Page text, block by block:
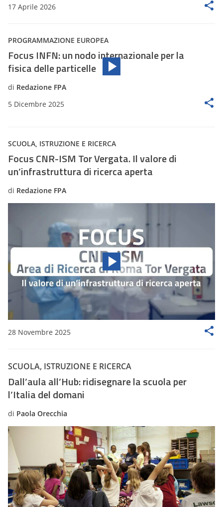
17 Aprile 2026
PROGRAMMAZIONE EUROPEA
Focus INFN: un nodo internazionale per la
fisica delle particelle
di Redazione FPA
5 Dicembre 2025
SCUOLA, ISTRUZIONE E RICERCA
Focus CNR-ISM Tor Vergata. Il valore di
un’infrastruttura di ricerca aperta
di Redazione FPA
28 Novembre 2025
SCUOLA, ISTRUZIONE E RICERCA
Dall’aula all’Hub: ridisegnare la scuola per
l’Italia del domani
di Paola Orecchia